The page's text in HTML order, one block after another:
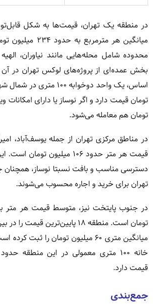
در منطقه یک تهران، قیمت‌ها به شکل
میانگین هر
محدوده شامل محله‌هایی مانند نیاوران،
بخش عمده‌ای از پروژه‌های لوکس تهران در آن
تومان هم معامله می‌شود.
در مناطق مرکزی تهران از جمله یوسف‌آباد،
قیمت هر متر حدود ۱۰۶ میلیون
دسترسی مناسب و بافت نسبتا نوساز، همچنان
تهران برای خرید و اجاره محسوب می‌شوند.
تومان است. منطقه ۱۸ پایین‌ترین
میانگین متری ۶۰ میلیون تومان را
خانه ۱۰۰ متری معمولی در این منطقه
قیمت دارد.
جمع‌بندی